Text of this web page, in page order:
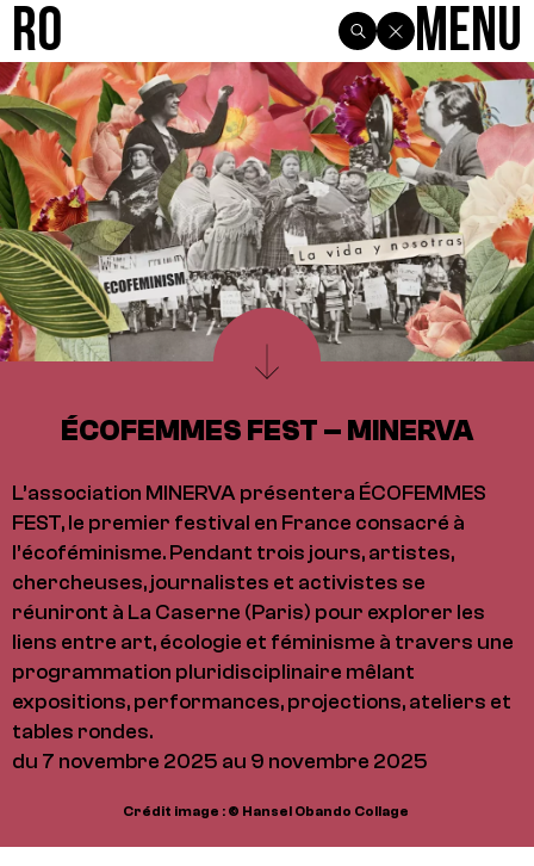
R0 Menu
ÉCOFEMMES FEST – MINERVA
L’association MINERVA présentera ÉCOFEMMES
FEST, le premier festival en France consacré à
l’écoféminisme. Pendant trois jours, artistes,
chercheuses, journalistes et activistes se
réuniront à La Caserne (Paris) pour explorer les
liens entre art, écologie et féminisme à travers une
programmation pluridisciplinaire mêlant
expositions, performances, projections, ateliers et
tables rondes.
du 7 novembre 2025 au 9 novembre 2025
Crédit image : © Hansel Obando Collage